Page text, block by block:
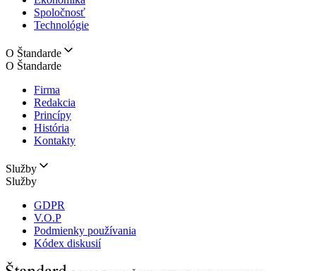
Spoločnosť
Technológie
O Štandarde
O Štandarde
Firma
Redakcia
Princípy
História
Kontakty
Služby
Služby
GDPR
V.O.P
Podmienky používania
Kódex diskusií